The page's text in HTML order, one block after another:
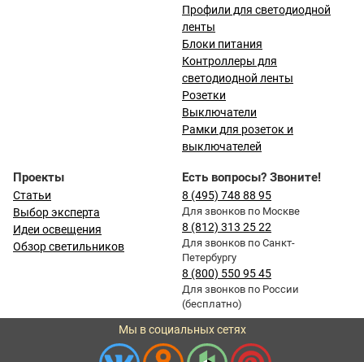
Профили для светодиодной
ленты
Блоки питания
Контроллеры для
светодиодной ленты
Розетки
Выключатели
Рамки для розеток и
выключателей
Проекты
Статьи
Выбор эксперта
Идеи освещения
Обзор светильников
Есть вопросы? Звоните!
8 (495) 748 88 95
Для звонков по Москве
8 (812) 313 25 22
Для звонков по Санкт-
Петербургу
8 (800) 550 95 45
Для звонков по России
(бесплатно)
Мы в социальных сетях